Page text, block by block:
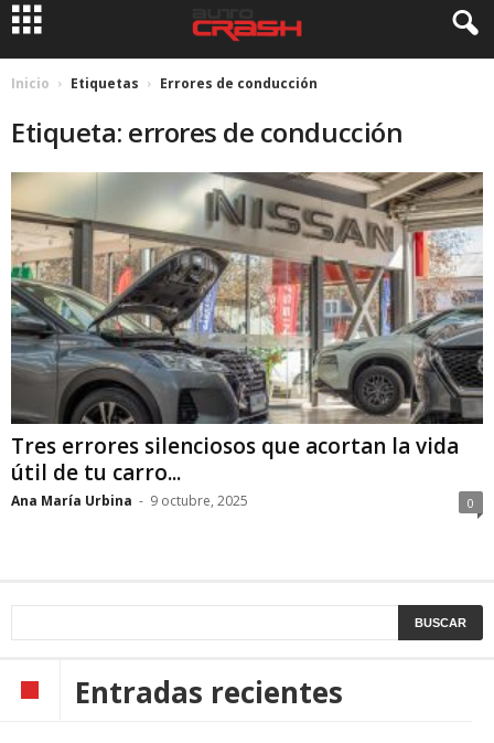
Inicio Etiquetas Errores de conducción
Etiqueta: errores de conducción
Tres errores silenciosos que acortan la vida
útil de tu carro...
Ana María Urbina - 9 octubre, 2025 0
Entradas recientes